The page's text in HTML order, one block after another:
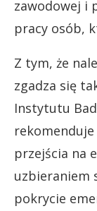
zawodowej i
pracy osób,
Z tym, że
zgadza się
Instytutu
przejścia na
uzbieraniem
pokrycie